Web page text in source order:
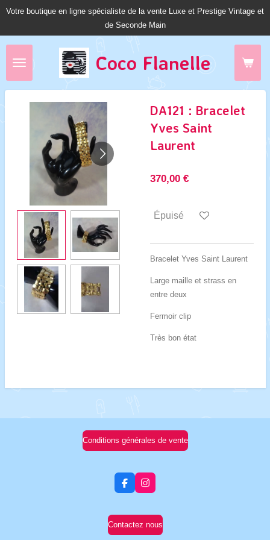
Passer
Coco Flanelle
Votre boutique en ligne spécialiste de la vente Luxe et Prestige Vintage et
de Seconde Main
DA121 : Bracelet
Yves Saint
Laurent
370,00 €
Épuisé
Bracelet Yves Saint Laurent
Large maille et strass en
entre deux
Fermoir clip
Très bon état
Conditions générales de vente
F
a
e
b
I
n
t
a
Contactez nous